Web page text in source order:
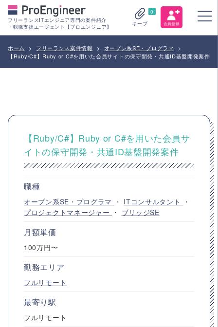
フリーランスITエンジニア専門の案件紹介
・転職支援エージェント【プロエンジニア】
0
キープ
ホーム > フリーランス案件情報 > オープン系SE・プログラマ
>
【Ruby/C#】Ruby or C#を用いた会員サイトの保守開発・共通ID基盤開発案件
【Ruby/C#】Ruby or C#を用いた会員サ
イトの保守開発・共通ID基盤開発案件
職種
オープン系SE・プログラマ ・ ITコンサルタント
・
プロジェクトマネージャー ・ ブリッジSE
月額単価
100万円〜
勤務エリア
フルリモート
最寄り駅
フルリモート